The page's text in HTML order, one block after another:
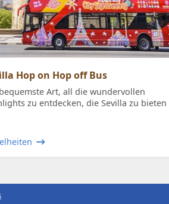
Hop on Hop off Bus
Art, all die wundervollen
zu entdecken, die Sevilla zu bieten